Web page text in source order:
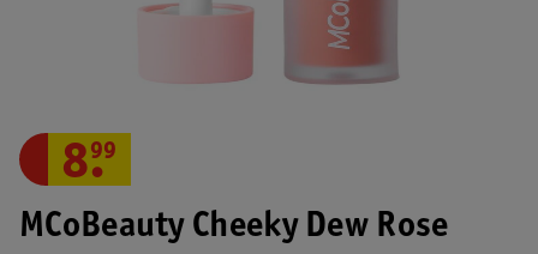
MCoBeauty Cheeky Dew Rose
8.
99